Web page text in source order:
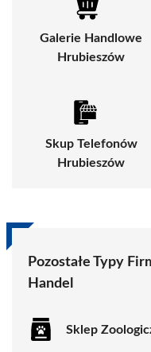
Galerie Handlowe
Hrubieszów
Skup Telefonów
Hrubieszów
Pozostałe Typy
Handel
Sklep